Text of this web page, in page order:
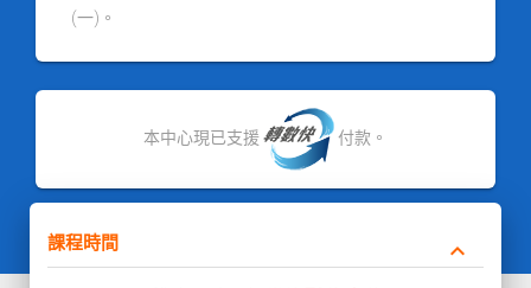
(一)。
本中心現已支援 付款。
課程時間 keyboard_arrow_down